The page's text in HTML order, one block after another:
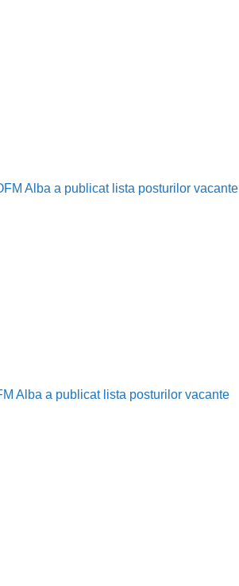
Alba a publicat lista posturilor vacante
Alba a publicat lista posturilor vacante